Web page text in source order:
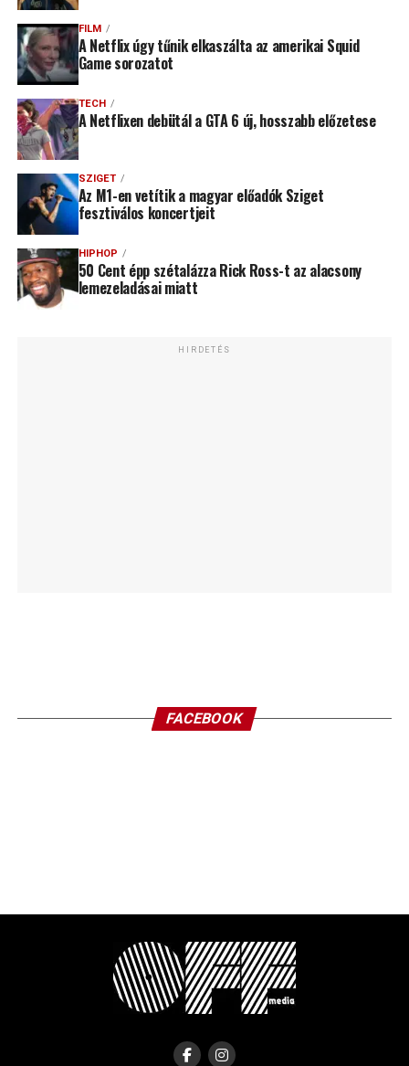
FILM
A Netflix úgy tűnik elkaszálta az amerikai Squid
Game sorozatot
TECH
A Netflixen debütál a GTA 6 új, hosszabb előzetese
SZIGET
Az M1-en vetítik a magyar előadók Sziget
fesztiválos koncertjeit
HIPHOP
50 Cent épp szétalázza Rick Ross-t az alacsony
lemezeladásai miatt
HIRDETÉS
FACEBOOK